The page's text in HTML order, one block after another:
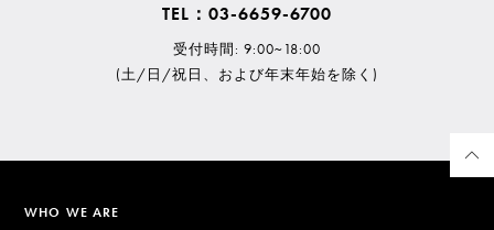
TEL：03-6659-6700
受付時間: 9:00~18:00
(土/日/祝日、および年末年始を除く)
WHO WE ARE